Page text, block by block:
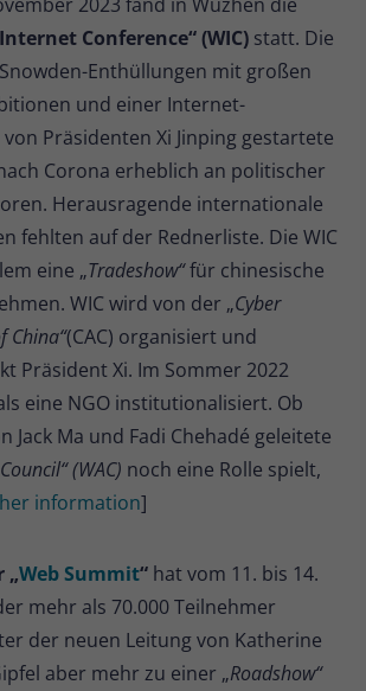
Conference“ (WIC) statt. Die
Enthüllungen mit großen
und einer Internet-
Präsidenten Xi Jinping gestartete
Corona erheblich an politischer
Herausragende internationale
fehlten auf der Rednerliste. Die WIC
eine „Tradeshow“für chinesische
WIC wird von der „Cyber
China“(CAC) organisiert und
Präsident Xi. Im Sommer 2022
eine NGO institutionalisiert. Ob
Jack Ma und Fadi Chehadé geleitete
(WAC) noch eine Rolle spielt,
information]
„Web Summit“ hat vom 11. bis 14.
mehr als 70.000 Teilnehmer
der neuen Leitung von Katherine
aber mehr zu einer „Roadshow“